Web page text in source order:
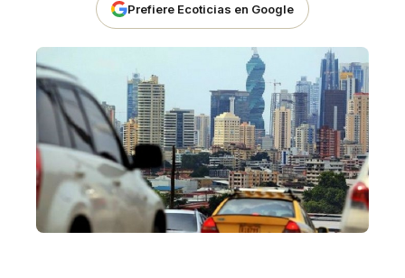
Prefiere Ecoticias en Google